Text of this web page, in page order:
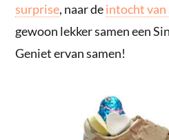
surprise, naar deintocht van
gewoon lekker samen een
Geniet ervan samen!